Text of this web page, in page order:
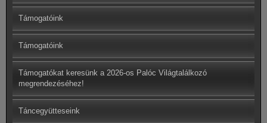
Támogatóink
Támogatóink
Támogatókat keresünk a 2026-os Palóc Világtalálkozó
megrendezéséhez!
Táncegyütteseink